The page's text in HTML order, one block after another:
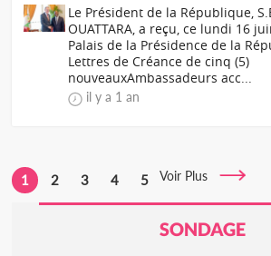
Le Président de la République,
OUATTARA, a reçu, ce lundi 16
Palais de la Présidence de la
Lettres de Créance de cinq (5)
nouveauxAmbassadeurs acc...
il y a 1 an
1 2 3 4 5 Voir Plus
SONDAGE